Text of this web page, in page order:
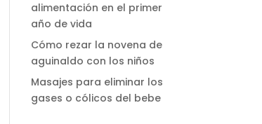
alimentación en el primer
año de vida
Cómo rezar la novena de
aguinaldo con los niños
Masajes para eliminar los
gases o cólicos del bebe